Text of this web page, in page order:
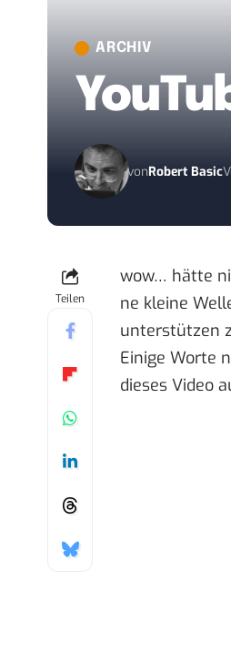
ARCHIV
vonRobert Basic
Teilen
wow… hätte
ne kleine
unterstützen
Einige Worte
dieses Video